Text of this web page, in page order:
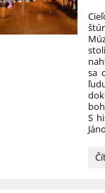
sa
S